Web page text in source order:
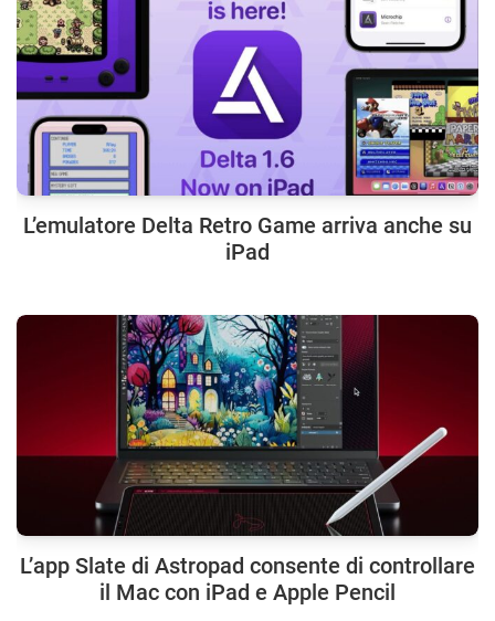
L’emulatore Delta Retro Game arriva anche su
iPad
L’app Slate di Astropad consente di controllare
il Mac con iPad e Apple Pencil